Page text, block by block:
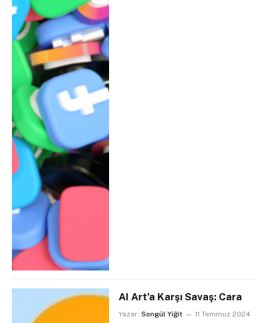
AI Art’a Karşı Savaş: Cara
Yazar: Songül Yiğit 11 Temmuz 2024